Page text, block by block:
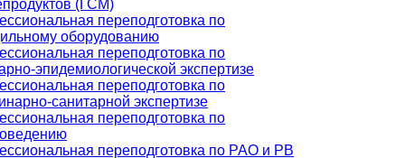
(ГСМ)
переподготовка по
оборудованию
переподготовка по
эпидемиологической экспертизе
переподготовка по
санитарной экспертизе
переподготовка по
переподготовка по РАО и РВ